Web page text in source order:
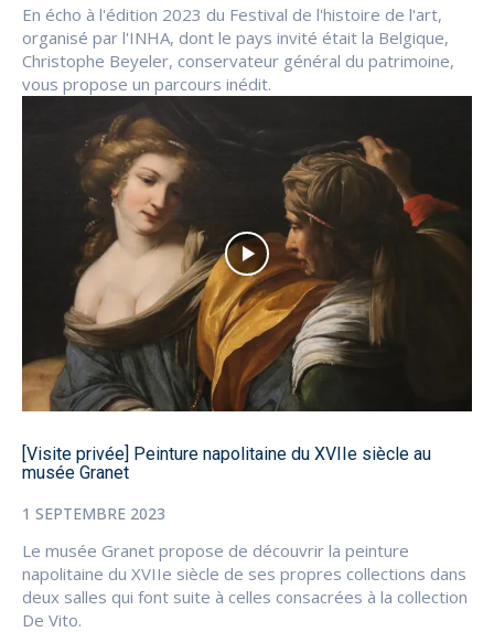
En écho à l'édition 2023 du Festival de l'histoire de l'art,
organisé par l'INHA, dont le pays invité était la Belgique,
Christophe Beyeler, conservateur général du patrimoine,
vous propose un parcours inédit.
[Visite privée] Peinture napolitaine du XVIIe siècle au
musée Granet
1 SEPTEMBRE 2023
Le musée Granet propose de découvrir la peinture
napolitaine du XVIIe siècle de ses propres collections dans
deux salles qui font suite à celles consacrées à la collection
De Vito.